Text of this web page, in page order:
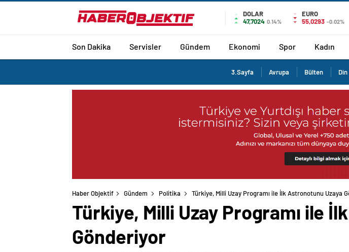
DOLAR
47,7024 0.14%
EURO
55,0293 -0.02%
Son Dakika Servisler Gündem Ekonomi Spor Kadın
3.Sayfa Avrupa Bülten Din
Haber Objektif Gündem Politika Türkiye, Milli Uzay Programı ile İlk Astronotunu Uzaya
Türkiye, Milli Uzay Programı ile
Gönderiyor